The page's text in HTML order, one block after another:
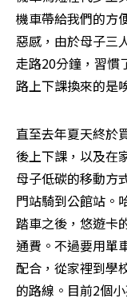
機車帶給我們的方
惡感，由於母子三
走路20分鐘，習慣
路上下課換來的是
直至去年夏天終於
後上下課，以及在
母子低碳的移動方
門站騎到公館站。
踏車之後，悠遊卡
通費。不過要用單
配合，從家裡到學
的路線。目前2個